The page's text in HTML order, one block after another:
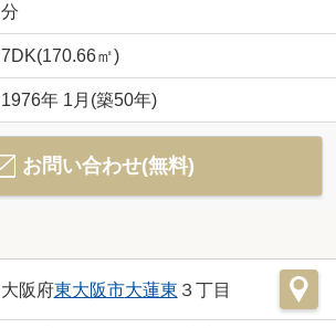
分
7DK(170.66㎡)
1976年 1月(築50年)
お問い合わせ(無料)
大阪府東大阪市大蓮東 ３丁目